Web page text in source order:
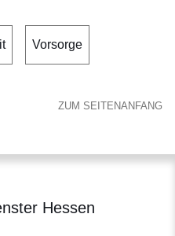
Vorsorge
ZUM SEITENANFANG
Hessen